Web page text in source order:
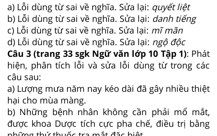
a) Lỗi dùng từ sai về nghĩa. Sửa lại: quyết liệt
b) Lỗi dùng từ sai về nghĩa. Sửa lại: danh tiếng
c) Lỗi dùng từ sai về nghĩa. Sửa lại: mĩ mãn
d) Lỗi dùng từ sai về nghĩa. Sửa lại: ngộ độc
Câu 3 (trang 33 sgk Ngữ văn lớp 10 Tập 1): Phát
hiện, phân tích lỗi và sửa lỗi dùng từ trong các
câu sau:
a) Lượng mưa năm nay kéo dài đã gây nhiều thiệt
hại cho mùa màng.
b) Những bệnh nhân không cần phải mổ mắt,
được khoa Dược tích cực pha chế, điều trị bằng